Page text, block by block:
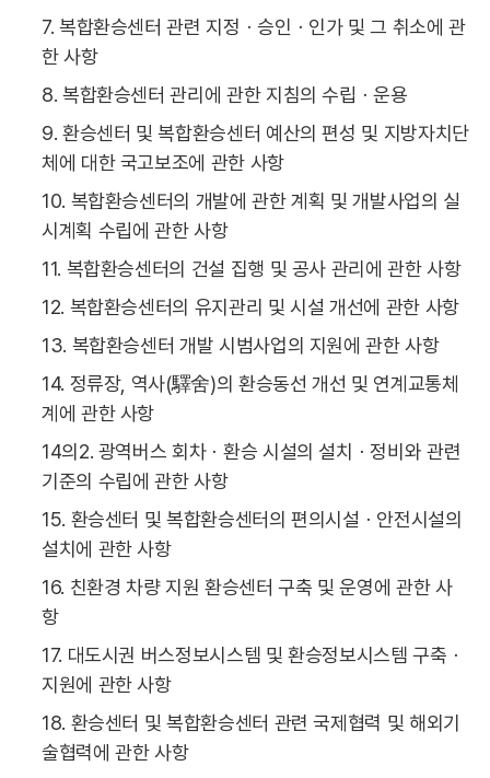
7. 복합환승센터 관련 지정ㆍ승인ㆍ인가 및 그 취소에 관
한 사항
8. 복합환승센터 관리에 관한 지침의 수립ㆍ운용
9. 환승센터 및 복합환승센터 예산의 편성 및 지방자치단
체에 대한 국고보조에 관한 사항
10. 복합환승센터의 개발에 관한 계획 및 개발사업의 실
시계획 수립에 관한 사항
11. 복합환승센터의 건설 집행 및 공사 관리에 관한 사항
12. 복합환승센터의 유지관리 및 시설 개선에 관한 사항
13. 복합환승센터 개발 시범사업의 지원에 관한 사항
14. 정류장, 역사(驛舍)의 환승동선 개선 및 연계교통체
계에 관한 사항
14의2. 광역버스 회차ㆍ환승 시설의 설치ㆍ정비와 관련
기준의 수립에 관한 사항
15. 환승센터 및 복합환승센터의 편의시설ㆍ안전시설의
설치에 관한 사항
16. 친환경 차량 지원 환승센터 구축 및 운영에 관한 사
항
17. 대도시권 버스정보시스템 및 환승정보시스템 구축ㆍ
지원에 관한 사항
18. 환승센터 및 복합환승센터 관련 국제협력 및 해외기
술협력에 관한 사항